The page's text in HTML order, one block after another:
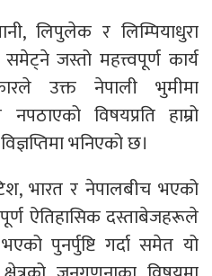
लिपुलेक र लिम्पियाधुरा
जस्तो महत्त्वपूर्ण कार्य
उक्त नेपाली भुमीमा
विषयप्रति हाम्रो
भनिएको छ।
भारत र नेपालबीच भएको
ऐतिहासिक दस्ताबेजहरूले
पुनर्पुष्टि गर्दा समेत यो